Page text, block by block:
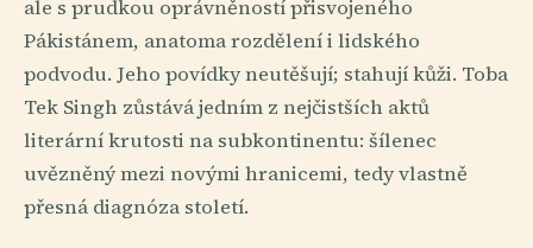
ale s prudkou oprávněností přisvojeného
Pákistánem, anatoma rozdělení i lidského
podvodu. Jeho povídky neutěšují; stahují kůži. Toba
Tek Singh zůstává jedním z nejčistších aktů
literární krutosti na subkontinentu: šílenec
uvězněný mezi novými hranicemi, tedy vlastně
přesná diagnóza století.